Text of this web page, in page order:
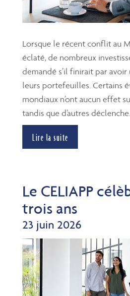
Lorsque le récent conflit au
éclaté, de nombreux
demandé s’il finirait par
leurs portefeuilles. Certains
mondiaux n’ont aucun effet
tandis que d’autres
Lire la suite
Le CELIAPP
trois ans
23 juin 2026